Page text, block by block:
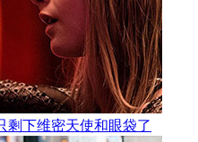
剩下维密天使和眼袋了